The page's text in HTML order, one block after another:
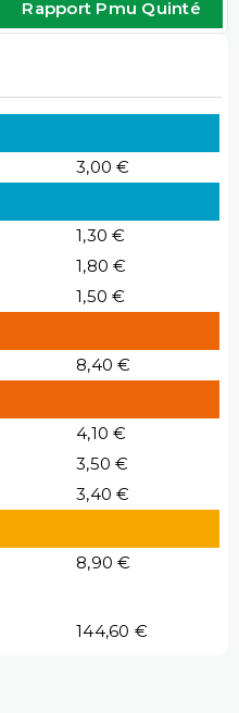
Rapport Pmu Quinté
3,00 €
1,30 €
1,80 €
1,50 €
8,40 €
4,10 €
3,50 €
3,40 €
8,90 €
144,60 €